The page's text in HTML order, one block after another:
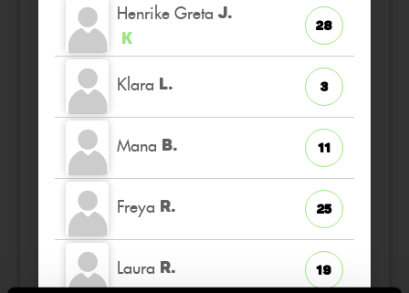
Henrike Greta J.
K
28
Klara L. 3
Mana B. 11
Freya R. 25
Laura R. 19